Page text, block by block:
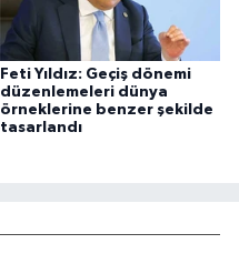
Feti Yıldız: Geçiş dönemi
düzenlemeleri dünya
örneklerine benzer şekilde
tasarlandı